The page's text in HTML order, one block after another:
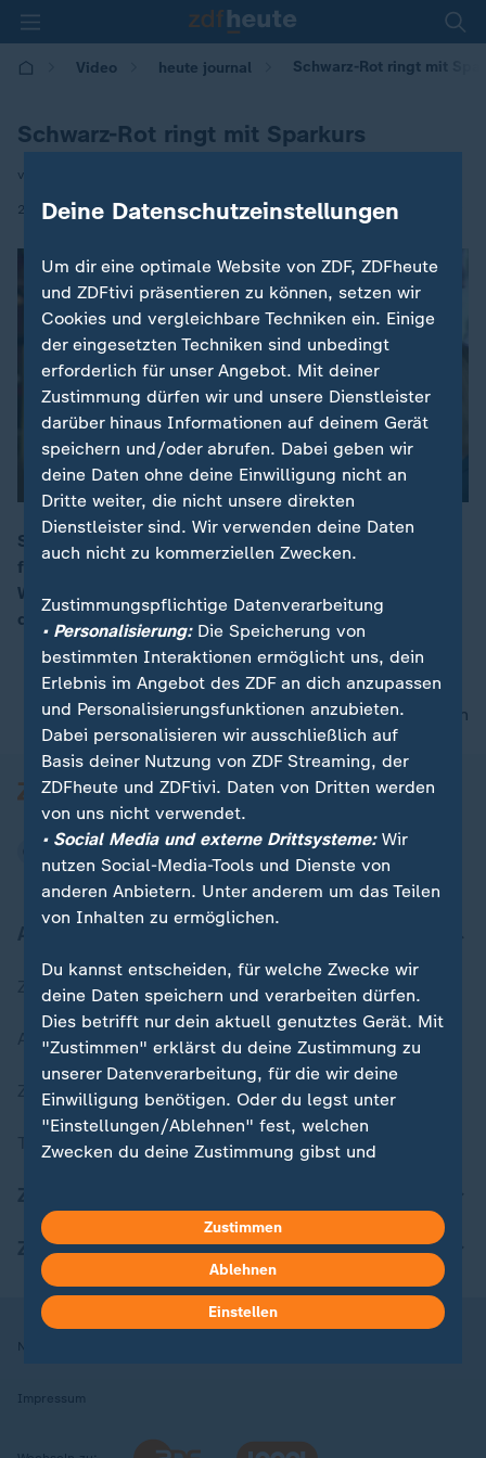
Video heute journal Schwarz-Rot ringt mit
Schwarz-Rot ringt mit Sparkurs
von Alexander Poel / Ines Trams
28.04.2026 | 21:45
Sowohl die Gesundheitsreform als auch der Haushalt
für das kommende Jahr sollen im Kabinett auf den
Weg gebracht werden. Letzte Abstimmungen fordern
die Koalition.
nach oben
Zuletzt veröffentlicht
Aktuelle Sendungs-Videos
ZDFheute Stories
Themen im Überblick
ZDFheute Apps
Nutzungsbedingungen
Impressum
Deine Datenschutzeinstellungen
Um dir eine optimale Website von ZDF, ZDFheute
und ZDFtivi präsentieren zu können, setzen wir
Cookies und vergleichbare Techniken ein. Einige
der eingesetzten Techniken sind unbedingt
erforderlich für unser Angebot. Mit deiner
Zustimmung dürfen wir und unsere Dienstleister
darüber hinaus Informationen auf deinem Gerät
speichern und/oder abrufen. Dabei geben wir
deine Daten ohne deine Einwilligung nicht an
Dritte weiter, die nicht unsere direkten
Dienstleister sind. Wir verwenden deine Daten
auch nicht zu kommerziellen Zwecken.
Zustimmungspflichtige Datenverarbeitung
• Personalisierung:Die Speicherung von
bestimmten Interaktionen ermöglicht uns, dein
Erlebnis im Angebot des ZDF an dich anzupassen
und Personalisierungsfunktionen anzubieten.
Dabei personalisieren wir ausschließlich auf
Basis deiner Nutzung von ZDF Streaming, der
ZDFheute und ZDFtivi. Daten von Dritten werden
von uns nicht verwendet.
• Social Media und externe Drittsysteme:Wir
nutzen Social-Media-Tools und Dienste von
anderen Anbietern. Unter anderem um das Teilen
von Inhalten zu ermöglichen.
Du kannst entscheiden, für welche Zwecke wir
deine Daten speichern und verarbeiten dürfen.
Dies betrifft nur dein aktuell genutztes Gerät. Mit
"Zustimmen" erklärst du deine Zustimmung zu
unserer Datenverarbeitung, für die wir deine
Einwilligung benötigen. Oder du legst unter
"Einstellungen/Ablehnen" fest, welchen
Zwecken du deine Zustimmung gibst und
in deinen Einstellungen widerrufen oder ändern.
Hier findest du das Impressum.
Weitere Informationen findest du in unserer
Datenschutzerklärung.
Zustimmen
Ablehnen
Einstellen